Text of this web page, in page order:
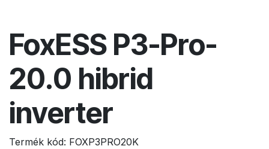
FoxESS P3-Pro-
20.0 hibrid
inverter
Termék kód: FOXP3PRO20K